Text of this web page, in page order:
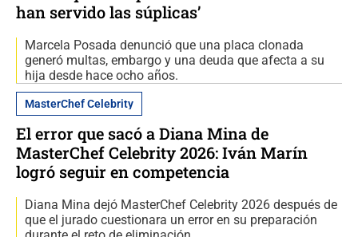
han servido las súplicas’
Marcela Posada denunció que una placa clonada
generó multas, embargo y una deuda que afecta a su
hija desde hace ocho años.
MasterChef Celebrity
El error que sacó a Diana Mina de
MasterChef Celebrity 2026: Iván Marín
logró seguir en competencia
Diana Mina dejó MasterChef Celebrity 2026 después de
que el jurado cuestionara un error en su preparación